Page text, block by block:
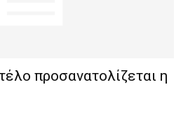
προσανατολίζεται η